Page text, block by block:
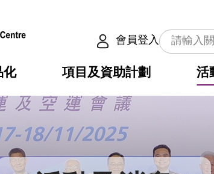
會員登入
化
之創新技術
項目及資助計劃 活